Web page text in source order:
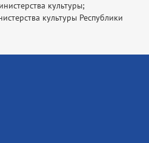
культуры;
культуры Республики